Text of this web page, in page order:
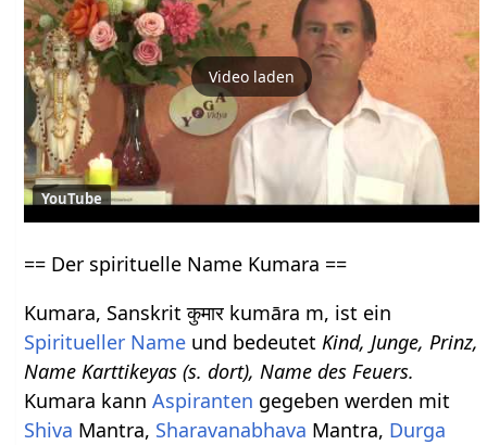
Video laden
YouTube
== Der spirituelle Name Kumara ==
Kumara, Sanskrit कुमार kumāra m, ist ein
Spiritueller Name und bedeutetKind, Junge, Prinz,
Name Karttikeyas (s. dort), Name des Feuers.
Kumara kannAspiranten gegeben werden mit
Shiva Mantra, Sharavanabhava Mantra, Durga